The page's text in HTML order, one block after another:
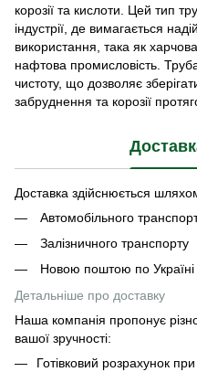
корозії та кислоти. Цей тип
індустрії, де вимагається
використання, така як
нафтова промисловість.
чистоту, що дозволяє
забруднення та корозії
Доставка здійснюється
Автомобільного
Залізничного транспорту
Новою поштою по Україні
Детальніше про доставку
Наша компанія пропонує
вашої зручності:
Готівковий розрахунок